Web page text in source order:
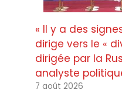
« Il y a des
dirige vers le «
dirigée par la
analyste
7 août 2026